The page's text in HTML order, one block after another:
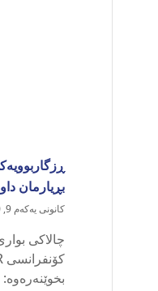
بڕیارمان
کانونی یەکەم 9, 2020
چالاکی